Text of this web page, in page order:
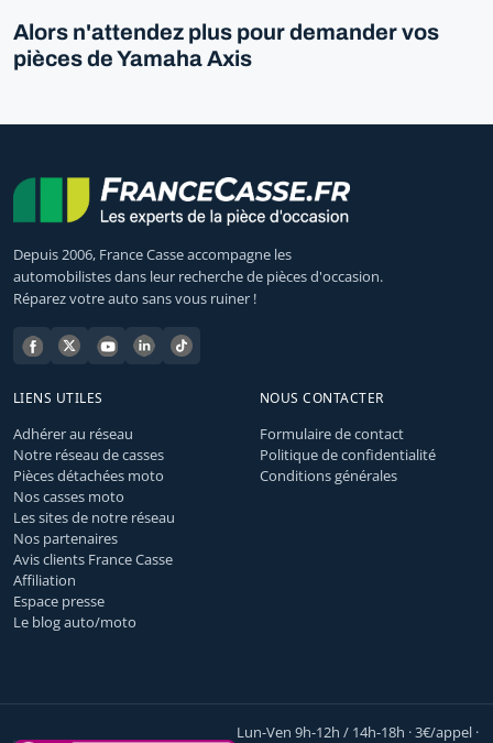
Alors n'attendez plus pour demander vos
pièces de Yamaha Axis
Depuis 2006, France Casse accompagne les
automobilistes dans leur recherche de pièces d'occasion.
Réparez votre auto sans vous ruiner !
LIENS UTILES
Adhérer au réseau
Notre réseau de casses
Pièces détachées moto
Nos casses moto
Les sites de notre réseau
Nos partenaires
Avis clients France Casse
Affiliation
Espace presse
Le blog auto/moto
NOUS CONTACTER
Formulaire de contact
Politique de confidentialité
Conditions générales
Lun-Ven 9h-12h / 14h-18h · 3€/appel ·